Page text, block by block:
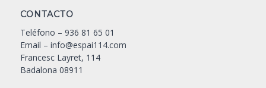
CONTACTO
Teléfono – 936 81 65 01
Email – info@espai114.com
Francesc Layret, 114
Badalona 08911